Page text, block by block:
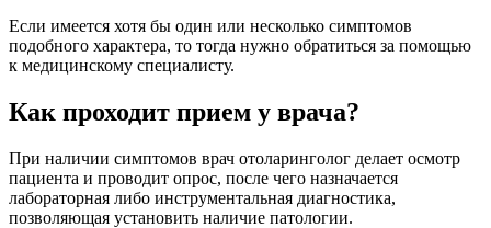
Если имеется хотя бы один или несколько симптомов
подобного характера, то тогда нужно обратиться за помощью
к медицинскому специалисту.
Как проходит прием у врача?
При наличии симптомов врач отоларинголог делает осмотр
пациента и проводит опрос, после чего назначается
лабораторная либо инструментальная диагностика,
позволяющая установить наличие патологии.